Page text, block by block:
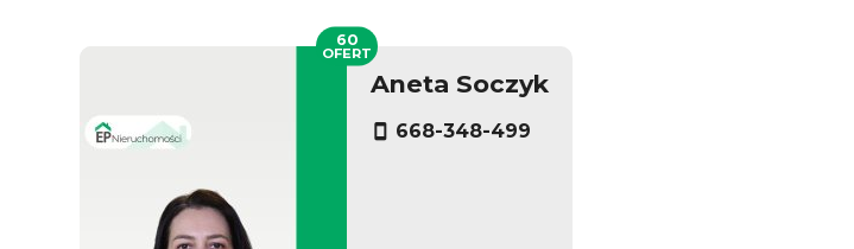
Aneta Soczyk
668-348-499
60
OFERT